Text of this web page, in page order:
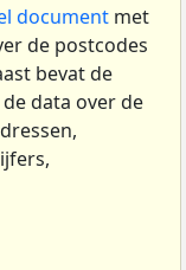
document met
de postcodes
bevat de
data over de